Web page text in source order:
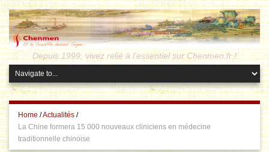
Depuis 1999, vivez relié à l'essentiel sur Chenmen.fr !
Home /Actualités /
La Chine formera 15 000 nouveaux cliniciens en médecine
traditionnelle chinoise